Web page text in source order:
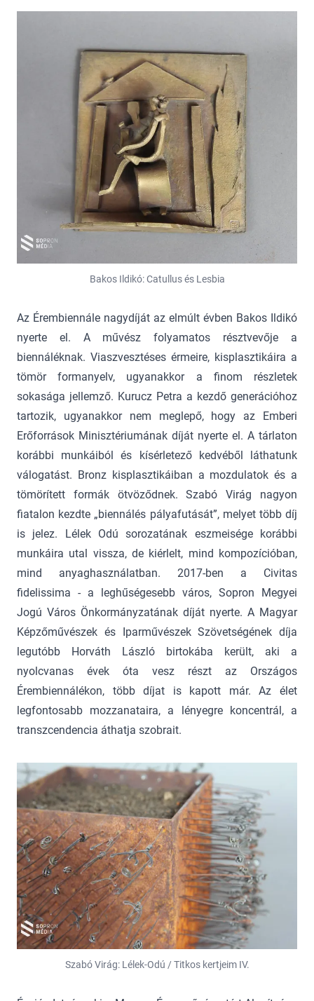
Bakos Ildikó: Catullus és Lesbia
Az Érembiennále nagydíját az elmúlt évben Bakos Ildikó
nyerte el. A művész folyamatos résztvevője a
biennáléknak. Viaszvesztéses érmeire, kisplasztikáira a
tömör formanyelv, ugyanakkor a finom részletek
sokasága jellemző. Kurucz Petra a kezdő generációhoz
tartozik, ugyanakkor nem meglepő, hogy az Emberi
Erőforrások Minisztériumának díját nyerte el. A tárlaton
korábbi munkáiból és kísérletező kedvéből láthatunk
válogatást. Bronz kisplasztikáiban a mozdulatok és a
tömörített formák ötvöződnek. Szabó Virág nagyon
fiatalon kezdte „biennálés pályafutását”, melyet több díj
is jelez. Lélek Odú sorozatának eszmeisége korábbi
munkáira utal vissza, de kiérlelt, mind kompozícióban,
mind anyaghasználatban. 2017-ben a Civitas
fidelissima - a leghűségesebb város, Sopron Megyei
Jogú Város Önkormányzatának díját nyerte. A Magyar
Képzőművészek és Iparművészek Szövetségének díja
legutóbb Horváth László birtokába került, aki a
nyolcvanas évek óta vesz részt az Országos
Érembiennálékon, több díjat is kapott már. Az élet
legfontosabb mozzanataira, a lényegre koncentrál, a
transzcendencia áthatja szobrait.
Szabó Virág: Lélek-Odú / Titkos kertjeim IV.